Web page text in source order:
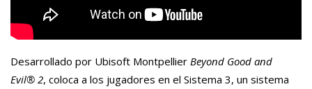
Desarrollado por Ubisoft Montpellier Beyond Good and
Evil® 2, coloca a los jugadores en el Sistema 3, un sistema